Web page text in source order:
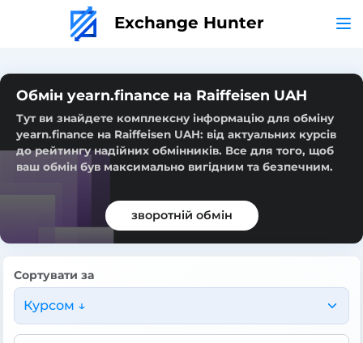
Exchange Hunter
Обмін yearn.finance на Raiffeisen UAH
Тут ви знайдете комплексну інформацію для обміну
yearn.finance на Raiffeisen UAH: від актуальних курсів
до рейтингу надійних обмінників. Все для того, щоб
ваш обмін був максимально вигідним та безпечним.
зворотній обмін
Сортувати за
Курсом ↓